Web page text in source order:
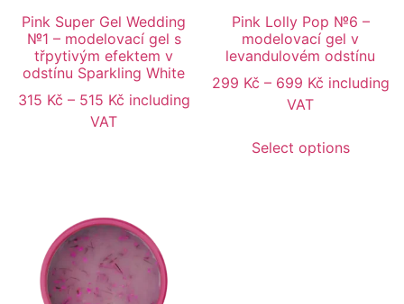
Pink Super Gel Wedding
№1 – modelovací gel s
třpytivým efektem v
odstínu Sparkling White
315 Kč – 515 Kč including
VAT
Pink Lolly Pop №6 –
modelovací gel v
levandulovém odstínu
299 Kč – 699 Kč including
VAT
Select options